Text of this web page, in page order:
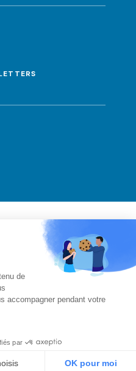
de
accompagner pendant votre
par
OK pour moi
et CGU